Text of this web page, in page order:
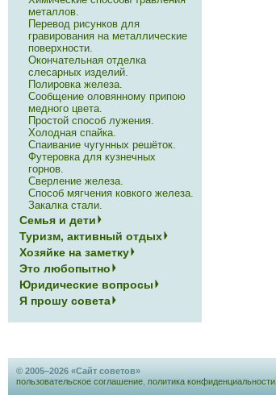
металлов.
Перевод рисунков для
гравирования на металлические
поверхности.
Окончательная отделка
слесарных изделий.
Полировка железа.
Сообщение оловянному припою
медного цвета.
Простой способ лужения.
Холодная спайка.
Спаивание чугунных решёток.
Футеровка для кузнечных
горнов.
Сверление железа.
Способ мягчения ковкого железа.
Закалка стали.
Семья и дети
Туризм, активный отдых
Хозяйке на заметку
Это любопытно
Юридические вопросы
Я прошу совета
© 2005–2026 «Сайт советов»
пользовательское соглашение политика конфиденциальности